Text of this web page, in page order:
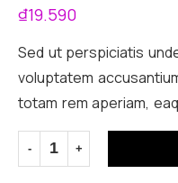
₫19.590
Sed ut perspiciatis
voluptatem
totam rem aperiam,